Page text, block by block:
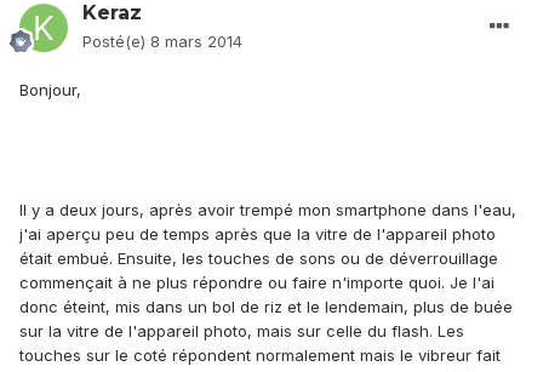
Keraz
Posté(e) 8 mars 2014
Bonjour,
Il y a deux jours, après avoir trempé mon smartphone dans l'eau,
j'ai aperçu peu de temps après que la vitre de l'appareil photo
était embué. Ensuite, les touches de sons ou de déverrouillage
commençait à ne plus répondre ou faire n'importe quoi. Je l'ai
donc éteint, mis dans un bol de riz et le lendemain, plus de buée
sur la vitre de l'appareil photo, mais sur celle du flash. Les
touches sur le coté répondent normalement mais le vibreur fait